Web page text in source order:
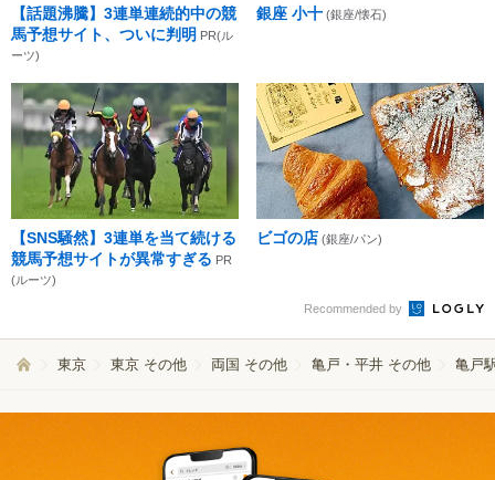
【話題沸騰】3連単連続的中の競
馬予想サイト、ついに判明 PR(ル
ーツ)
銀座 小十 (銀座/懐石)
【SNS騒然】3連単を当て続ける
競馬予想サイトが異常すぎる PR
(ルーツ)
ビゴの店 (銀座/パン)
Recommended by
東京 東京 その他 両国 その他 亀戸・平井 その他 亀戸